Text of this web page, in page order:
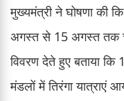
मुख्यमंत्री ने घोषणा की
अगस्त से 15 अगस्त तक
विवरण देते हुए बताया
मंडलों में तिरंगा यात्राएं